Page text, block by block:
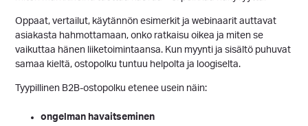
Oppaat, vertailut, käytännön esimerkit ja webinaarit auttavat
asiakasta hahmottamaan, onko ratkaisu oikea ja miten se
vaikuttaa hänen liiketoimintaansa. Kun myynti ja sisältö puhuvat
samaa kieltä, ostopolku tuntuu helpolta ja loogiselta.
Tyypillinen B2B-ostopolku etenee usein näin:
ongelman havaitseminen